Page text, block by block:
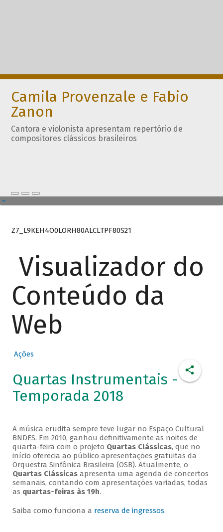
Camila Provenzale e Fabio
Zanon
Cantora e violonista apresentam repertório de
compositores clássicos brasileiros
Z7_L9KEH4O0LORH80ALCLTPF80S21
Visualizador do
Conteúdo da
Web
Ações
Quartas Instrumentais -
Temporada 2018
A música erudita sempre teve lugar no Espaço Cultural
BNDES. Em 2010, ganhou definitivamente as noites de
quarta-feira com o projeto Quartas Clássicas, que no
início oferecia ao público apresentações gratuitas da
Orquestra Sinfônica Brasileira (OSB). Atualmente, o
Quartas Clássicasapresenta uma agenda de concertos
semanais, contando com apresentações variadas, todas
as quartas-feiras às 19h.
Saiba como funciona a reserva de ingressos.